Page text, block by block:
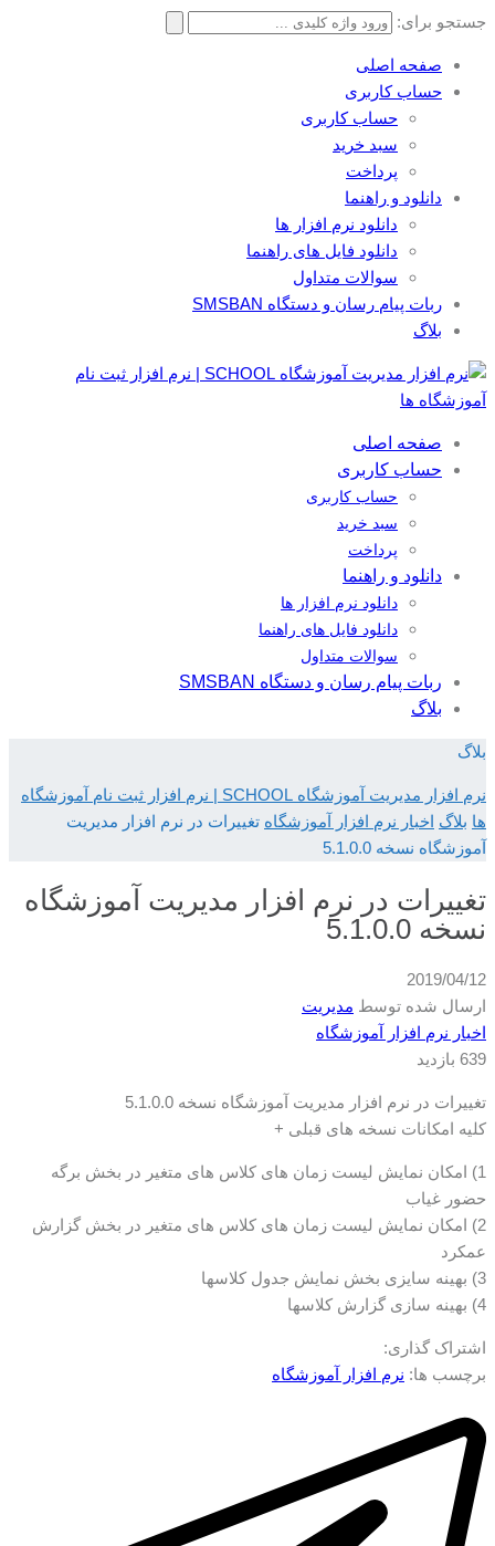
جستجو برای:
صفحه اصلی
حساب کاربری
حساب کاربری
سبد خرید
پرداخت
دانلود و راهنما
دانلود نرم افزار ها
دانلود فایل های راهنما
سوالات متداول
ربات پیام رسان و دستگاه SMSBAN
بلاگ
صفحه اصلی
حساب کاربری
حساب کاربری
سبد خرید
پرداخت
دانلود و راهنما
دانلود نرم افزار ها
دانلود فایل های راهنما
سوالات متداول
ربات پیام رسان و دستگاه SMSBAN
بلاگ
بلاگ
نرم افزار مدیریت آموزشگاه SCHOOL | نرم افزار ثبت نام آموزشگاه
ها بلاگ اخبار نرم افزار آموزشگاه تغییرات در نرم افزار مدیریت
آموزشگاه نسخه 5.1.0.0
تغییرات در نرم افزار مدیریت آموزشگاه
نسخه 5.1.0.0
2019/04/12
ارسال شده توسط مدیریت
اخبار نرم افزار آموزشگاه
639 بازدید
تغییرات در نرم افزار مدیریت آموزشگاه نسخه 5.1.0.0
کلیه امکانات نسخه های قبلی +
1) امکان نمایش لیست زمان های کلاس های متغیر در بخش برگه
حضور غیاب
2) امکان نمایش لیست زمان های کلاس های متغیر در بخش گزارش
عمکرد
3) بهینه سایزی بخش نمایش جدول کلاسها
4) بهینه سازی گزارش کلاسها
اشتراک گذاری:
برچسب ها: نرم افزار آموزشگاه